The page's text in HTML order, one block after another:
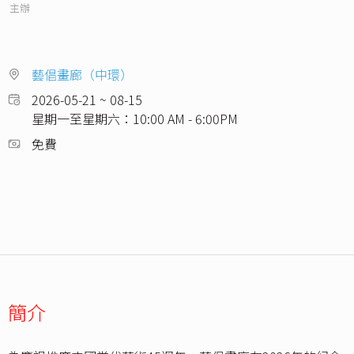
主辦
藝倡畫廊（中環）
2026-05-21 ~ 08-15
星期一至星期六：10:00 AM - 6:00PM
免費
簡介